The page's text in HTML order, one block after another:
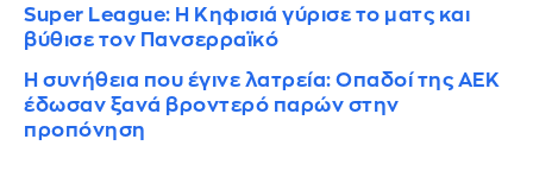
Super League: Η Κηφισιά γύρισε το ματς και
βύθισε τον Πανσερραϊκό
Η συνήθεια που έγινε λατρεία: Οπαδοί της ΑΕΚ
έδωσαν ξανά βροντερό παρών στην
προπόνηση